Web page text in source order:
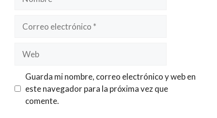
electrónico
Guarda mi nombre, correo electrónico y web en
este navegador para la próxima vez que
comente.